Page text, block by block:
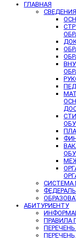
ГЛАВНАЯ
СИСТЕМА
АБИТУРИЕНТУ
ПРАВИЛА